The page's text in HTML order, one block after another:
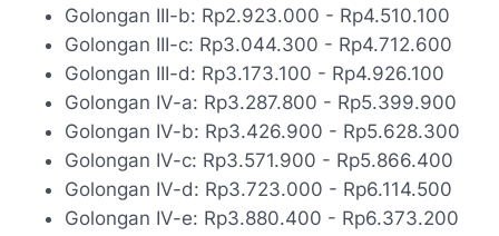
Golongan III-b: Rp2.923.000 - Rp4.510.100
Golongan III-c: Rp3.044.300 - Rp4.712.600
Golongan III-d: Rp3.173.100 - Rp4.926.100
Golongan IV-a: Rp3.287.800 - Rp5.399.900
Golongan IV-b: Rp3.426.900 - Rp5.628.300
Golongan IV-c: Rp3.571.900 - Rp5.866.400
Golongan IV-d: Rp3.723.000 - Rp6.114.500
Golongan IV-e: Rp3.880.400 - Rp6.373.200